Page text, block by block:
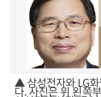
▲ 삼성전자와 LG
다. 사진은 위 왼쪽